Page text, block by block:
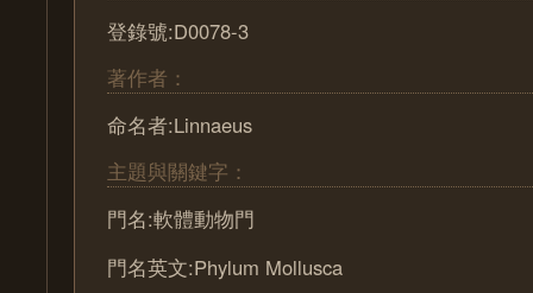
登錄號:D0078-3
著作者：
命名者:Linnaeus
主題與關鍵字：
門名:軟體動物門
門名英文:Phylum Mollusca